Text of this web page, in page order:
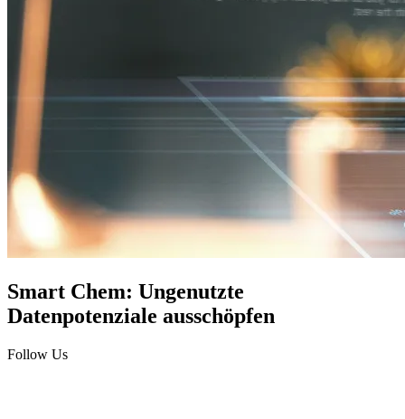
Smart Chem: Ungenutzte
Datenpotenziale ausschöpfen
Follow Us